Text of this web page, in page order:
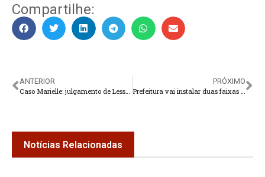
Compartilhe:
ANTERIOR
Caso Marielle: julgamento de Lessa e Élcio será na próxima quarta
PRÓXIMO
Prefeitura vai instalar duas faixas elevadas na Alberto Torres
Notícias Relacionadas